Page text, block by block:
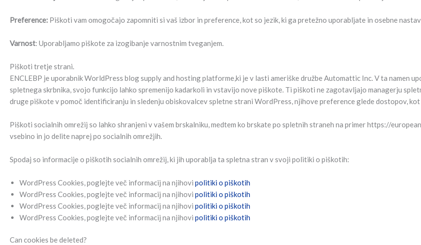
Preference: Piškoti vam omogočajo zapomniti si vaš izbor in preference, kot so jezik, ki ga pretežno uporabljate in osebne
Varnost: Uporabljamo piškote za izogibanje varnostnim tveganjem.
Piškoti tretje strani.
ENCLEBP je uporabnik WorldPress blog supply and hosting platforme,ki je v lasti ameriške družbe Automattic Inc. V ta namen
spletnega skrbnika, svojo funkcijo lahko spremenijo kadarkoli in vstavijo nove piškote. Ti piškoti ne zagotavljajo managerju
druge piškote v pomoč identificiranju in sledenju obiskovalcev spletne strani WordPress, njihove preference glede dostopov,
Piškoti socialnih omrežij so lahko shranjeni v vašem brskalniku, medtem ko brskate po spletnih straneh na primer https://
vsebino in jo delite naprej po socialnih omrežjih.
Spodaj so informacije o piškotih socialnih omrežij, ki jih uporablja ta spletna stran v svoji politiki o piškotih:
WordPress Cookies, poglejte več informacij na njihovi politiki o piškotih
WordPress Cookies, poglejte več informacij na njihovi politiki o piškotih
WordPress Cookies, poglejte več informacij na njihovi politiki o piškotih
WordPress Cookies, poglejte več informacij na njihovi politiki o piškotih
Can cookies be deleted?